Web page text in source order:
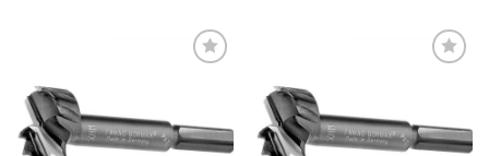
Sägen
hinzufügen
Sägen
hinzufügen